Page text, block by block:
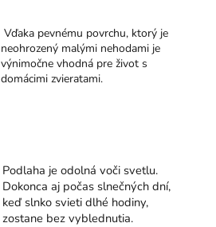
Vďaka pevnému povrchu, ktorý je
neohrozený malými nehodami je
výnimočne vhodná pre život s
domácimi zvieratami.
Podlaha je odolná voči svetlu.
Dokonca aj počas slnečných dní,
keď slnko svieti dlhé hodiny,
zostane bez vyblednutia.